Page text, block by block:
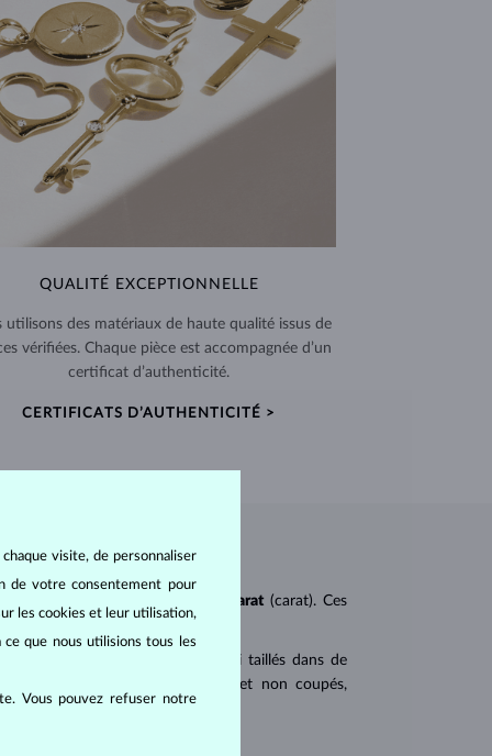
QUALITÉ EXCEPTIONNELLE
utilisons des matériaux de haute qualité issus de
vérifiées. Chaque pièce est accompagnée d’un
certificat d’authenticité.
CERTIFICATS D’AUTHENTICITÉ >
carat (carat). Ces
Les diamants sont aussi taillés dans de
avec angles pointus et non coupés,
visite, de personnaliser
de votre consentement pour
les cookies et leur utilisation,
que nous utilisions tous les
Vous pouvez refuser notre